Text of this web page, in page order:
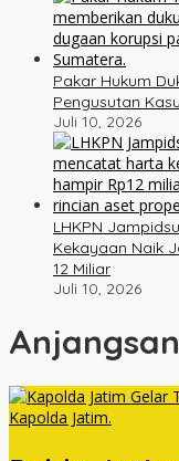
Pakar Hukum
Pengusutan
Juli 10, 2026
LHKPN
Kekayaan Naik
12 Miliar
Juli 10, 2026